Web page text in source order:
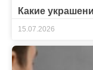
Какие
15.07.2026